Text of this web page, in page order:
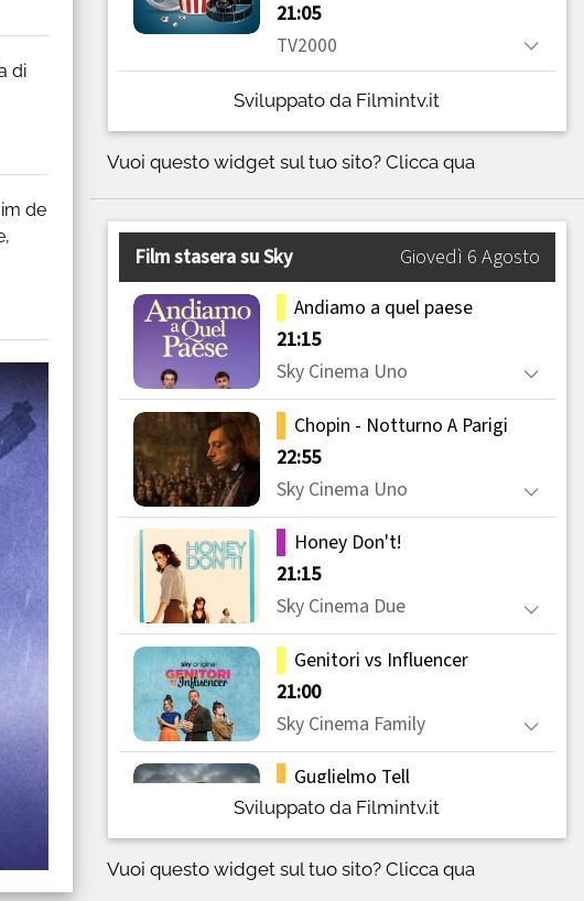
di
de
Sviluppato da Filmintv.it
Vuoi questo widget sul tuo sito? Clicca qua
Sviluppato da Filmintv.it
Vuoi questo widget sul tuo sito? Clicca qua